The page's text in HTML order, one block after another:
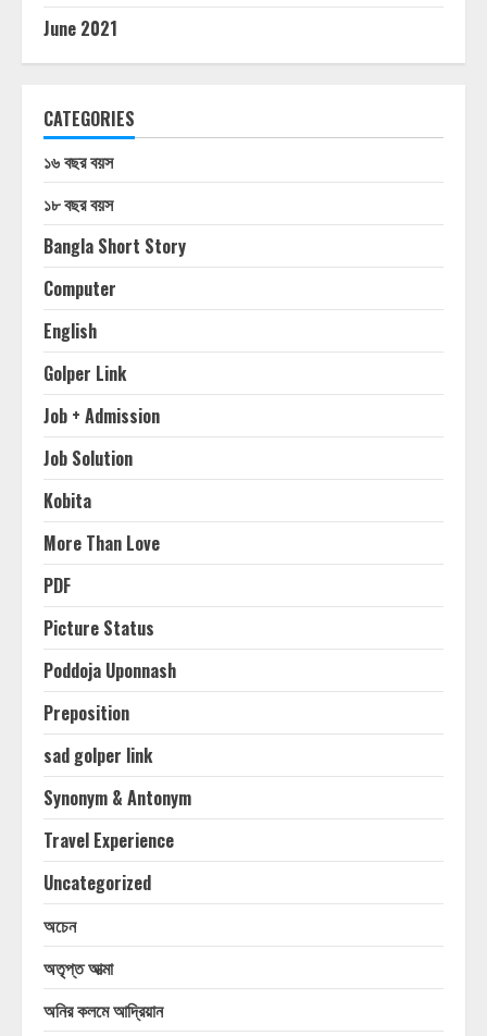
June 2021
CATEGORIES
১৬ বছর বয়স
১৮ বছর বয়স
Bangla Short Story
Computer
English
Golper Link
Job + Admission
Job Solution
Kobita
More Than Love
PDF
Picture Status
Poddoja Uponnash
Preposition
sad golper link
Synonym & Antonym
Travel Experience
Uncategorized
অচেন
অতৃপ্ত আত্মা
অনির কলমে আদ্রিয়ান